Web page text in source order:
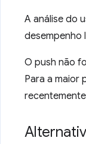
A análise do
desempenho
O push não
Para a maior